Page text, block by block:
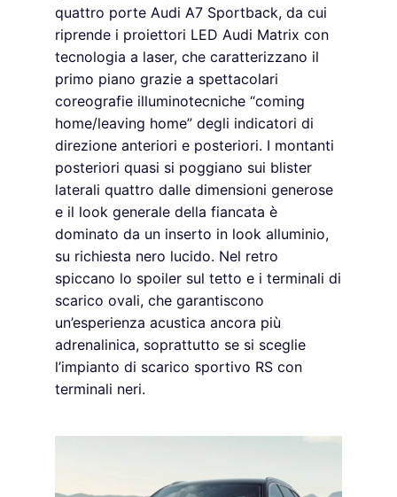
quattro porte Audi A7 Sportback, da cui
riprende i proiettori LED Audi Matrix con
tecnologia a laser, che caratterizzano il
primo piano grazie a spettacolari
coreografie illuminotecniche “coming
home/leaving home” degli indicatori di
direzione anteriori e posteriori. I montanti
posteriori quasi si poggiano sui blister
laterali quattro dalle dimensioni generose
e il look generale della fiancata è
dominato da un inserto in look alluminio,
su richiesta nero lucido. Nel retro
spiccano lo spoiler sul tetto e i terminali di
scarico ovali, che garantiscono
un’esperienza acustica ancora più
adrenalinica, soprattutto se si sceglie
l’impianto di scarico sportivo RS con
terminali neri.